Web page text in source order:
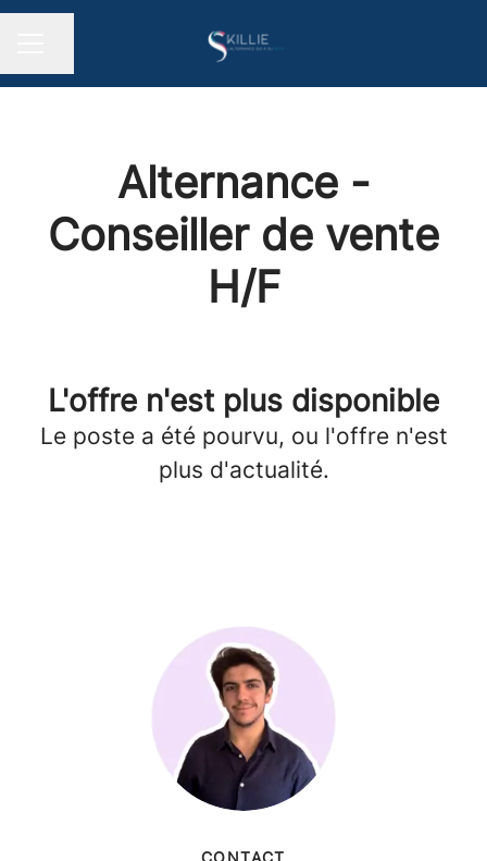
Alternance -
Conseiller de vente
H/F
L'offre n'est plus disponible
Le poste a été pourvu, ou l'offre n'est
plus d'actualité.
CONTACT